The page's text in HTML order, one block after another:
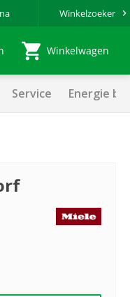
Winkelzoeker
Winkelwagen
Service Energie